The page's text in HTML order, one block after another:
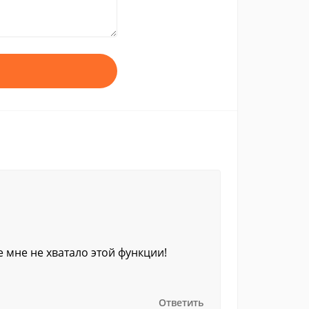
не хватало этой функции!
Ответить